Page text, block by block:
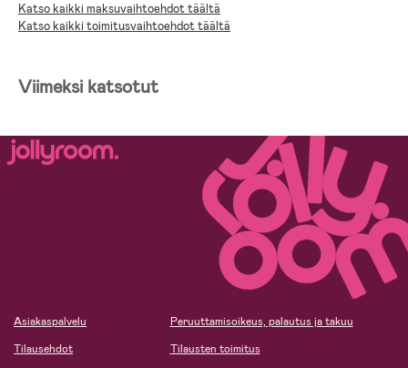
Katso kaikki maksuvaihtoehdot täältä
Katso kaikki toimitusvaihtoehdot täältä
Viimeksi katsotut
Asiakaspalvelu
Tilausehdot
Peruuttamisoikeus, palautus ja takuu
Tilausten toimitus